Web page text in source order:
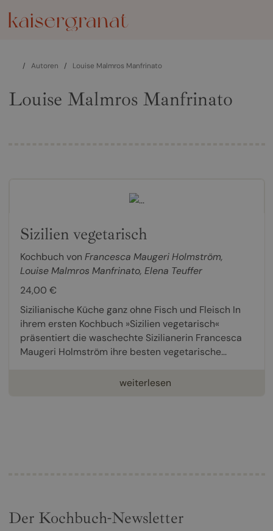
/ Autoren / Louise Malmros Manfrinato
Louise Malmros Manfrinato
Sizilien vegetarisch
Kochbuch von Francesca Maugeri Holmström,
Louise Malmros Manfrinato, Elena Teuffer
24,00 €
Sizilianische Küche ganz ohne Fisch und Fleisch In
ihrem ersten Kochbuch »Sizilien vegetarisch«
präsentiert die waschechte Sizilianerin Francesca
Maugeri Holmström ihre besten vegetarische...
weiterlesen
Der Kochbuch-Newsletter